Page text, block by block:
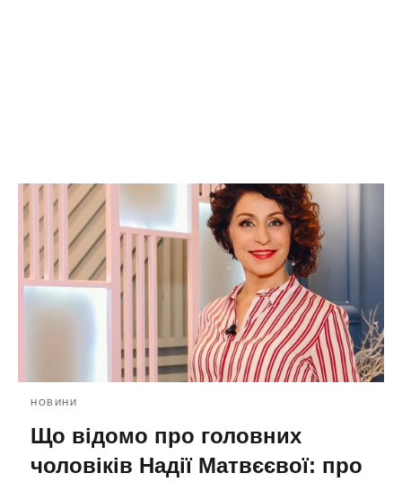
НОВИНИ
Що відомо про головних
чоловіків Надії Матвєєвої: про